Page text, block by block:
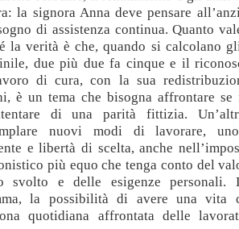
la signora Anna deve pensare
di assistenza continua. Quanto
la verità è che, quando si calcolano
due più due fa cinque e il
di cura, con la sua
è un tema che bisogna affrontare
di una parità fittizia.
nuovi modi di lavorare,
e libertà di scelta, anche
più equo che tenga conto del
svolto e delle esigenze personali.
la possibilità di avere una vita
quotidiana affrontata delle